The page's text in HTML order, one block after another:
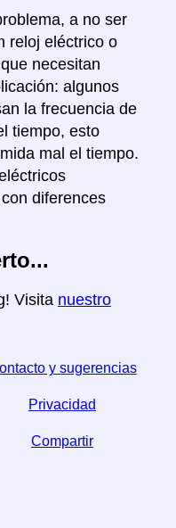
a no ser
reloj eléctrico o
necesitan
algunos
la frecuencia de
tiempo, esto
mal el tiempo.
diferences
Visita nuestro
y sugerencias
Privacidad
Compartir